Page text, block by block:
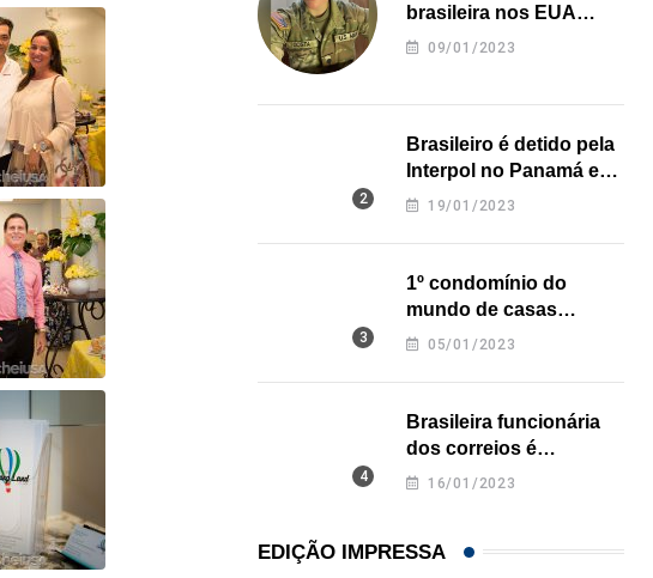
brasileira nos EUA
revela onde deixou o
09/01/2023
Brasileiro é detido pela
Interpol no Panamá e
pode pegar prisão
19/01/2023
1º condomínio do
mundo de casas
impressas em 3D é
05/01/2023
Brasileira funcionária
dos correios é
assassinada a facadas
16/01/2023
EDIÇÃO IMPRESSA